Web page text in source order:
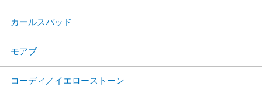
カールスバッド
モアブ
コーディ／イエローストーン